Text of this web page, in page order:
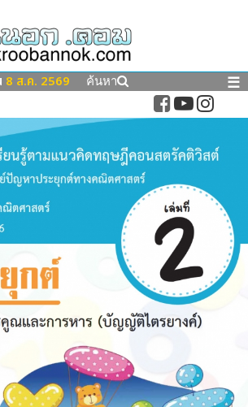
8 ส.ค. 2569 ค้นหา ☰